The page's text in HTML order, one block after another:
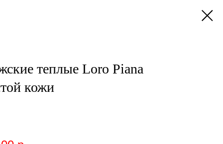
теплые Loro Piana
кожи